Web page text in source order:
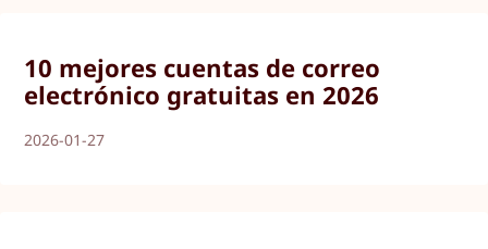
10 mejores cuentas de correo
electrónico gratuitas en 2026
2026-01-27